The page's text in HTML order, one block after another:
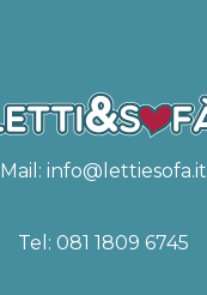
Mail: info@lettiesofa.it
Tel: 081 1809 6745